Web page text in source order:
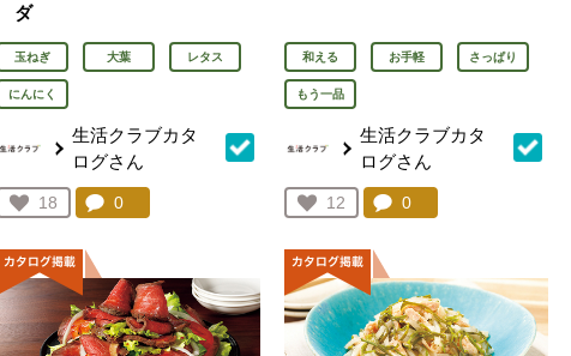
ダ
玉ねぎ 大葉 レタス
にんにく
生活クラブカタ
ログさん
お気に入り登録：
18
人が登録
コメント：
0
和える お手軽 さっぱり
もう一品
生活クラブカタ
ログさん
お気に入り登録：
12
人が登録
コメント：
0件。コメントを見る。